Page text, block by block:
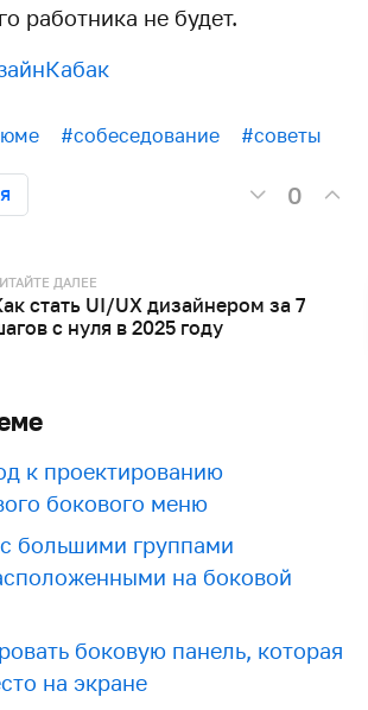
работника не будет.
#собеседование #советы
0
ДАЛЕЕ
стать UI/UX дизайнером за 7
с нуля в 2025 году
к проектированию
бокового меню
большими группами
на боковой
боковую панель, которая
на экране